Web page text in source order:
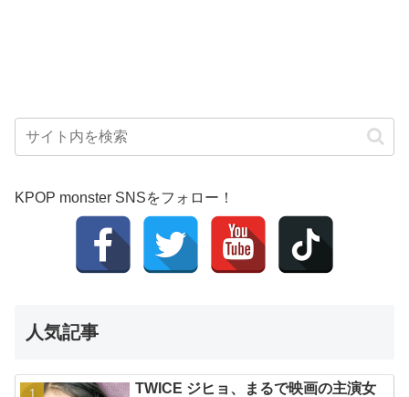
KPOP monster SNSをフォロー！
人気記事
TWICE ジヒョ、まるで映画の主演女